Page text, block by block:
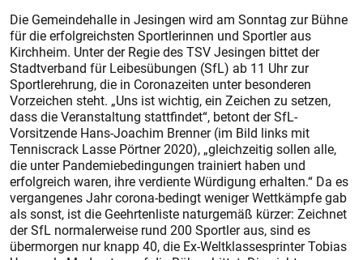
Die Gemeindehalle in Jesingen wird am Sonntag zur Bühne
für die erfolgreichsten Sportlerinnen und Sportler aus
Kirchheim. Unter der Regie des TSV Jesingen bittet der
Stadtverband für Leibesübungen (SfL) ab 11 Uhr zur
Sportlerehrung, die in Coronazeiten unter besonderen
Vorzeichen steht. „Uns ist wichtig, ein Zeichen zu setzen,
dass die Veranstaltung stattfindet“, betont der SfL-
Vorsitzende Hans-Joachim Brenner (im Bild links mit
Tenniscrack Lasse Pörtner 2020), „gleichzeitig sollen alle,
die unter Pandemiebedingungen trainiert haben und
erfolgreich waren, ihre verdiente Würdigung erhalten.“ Da es
vergangenes Jahr corona-bedingt weniger Wettkämpfe gab
als sonst, ist die Geehrtenliste naturgemäß kürzer: Zeichnet
der SfL normalerweise rund 200 Sportler aus, sind es
übermorgen nur knapp 40, die Ex-Weltklassesprinter Tobias